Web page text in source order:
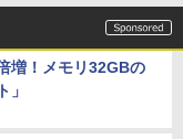
増！メモリ32GBの
」